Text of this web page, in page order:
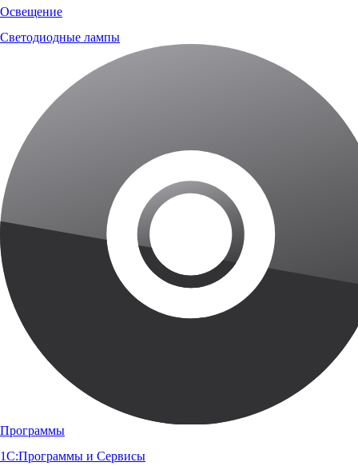
Освещение
Светодиодные лампы
Программы
1С:Программы и Сервисы